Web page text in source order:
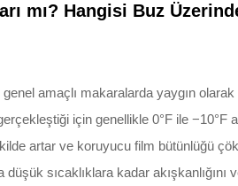
mı? Hangisi Buz
amaçlı makaralarda yaygın olarak
için genellikle 0°F ile −10°F
artar ve koruyucu film bütünlüğü
sıcaklıklara kadar akışkanlığını